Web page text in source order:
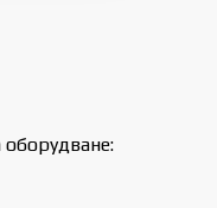
оборудване: